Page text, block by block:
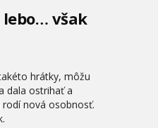
však
hrátky, môžu
dala ostrihať a
nová osobnosť.